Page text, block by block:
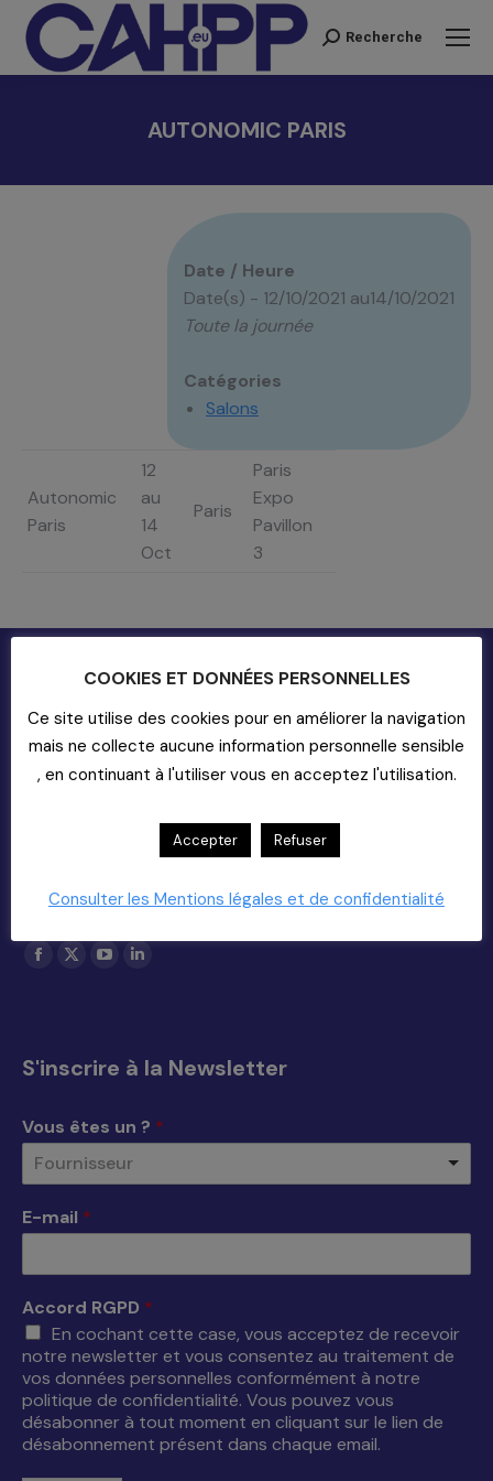
Recherche
Recherche
AUTONOMIC PARIS
Date / Heure
Date(s) - 12/10/2021 au14/10/2021
Toute la journée
Catégories
Salons
Autonomic
Paris
12
au
14
Oct
Paris
Paris
Expo
Pavillon
3
20-22 rue Richer - 75009 Paris
Nous Contacter (support)
Copyright 2025
Trouvez nous sur :
La
dans
nouvelle
fenêtre
La
dans
nouvelle
fenêtre
La
dans
nouvelle
fenêtre
La
dans
nouvelle
S'inscrire à la Newsletter
Vous êtes un ? *
Fournisseur
E-mail *
Accord RGPD *
En cochant cette case, vous acceptez de recevoir
notre newsletter et vous consentez au traitement de
vos données personnelles conformément à notre
politique de confidentialité. Vous pouvez vous
désabonner à tout moment en cliquant sur le lien de
désabonnement présent dans chaque email.
COOKIES ET DONNÉES PERSONNELLES
Ce site utilise des cookies pour en améliorer la navigation
mais ne collecte aucune information personnelle sensible
, en continuant à l'utiliser vous en acceptez l'utilisation.
Accepter Refuser
Consulter les Mentions légales et de confidentialité